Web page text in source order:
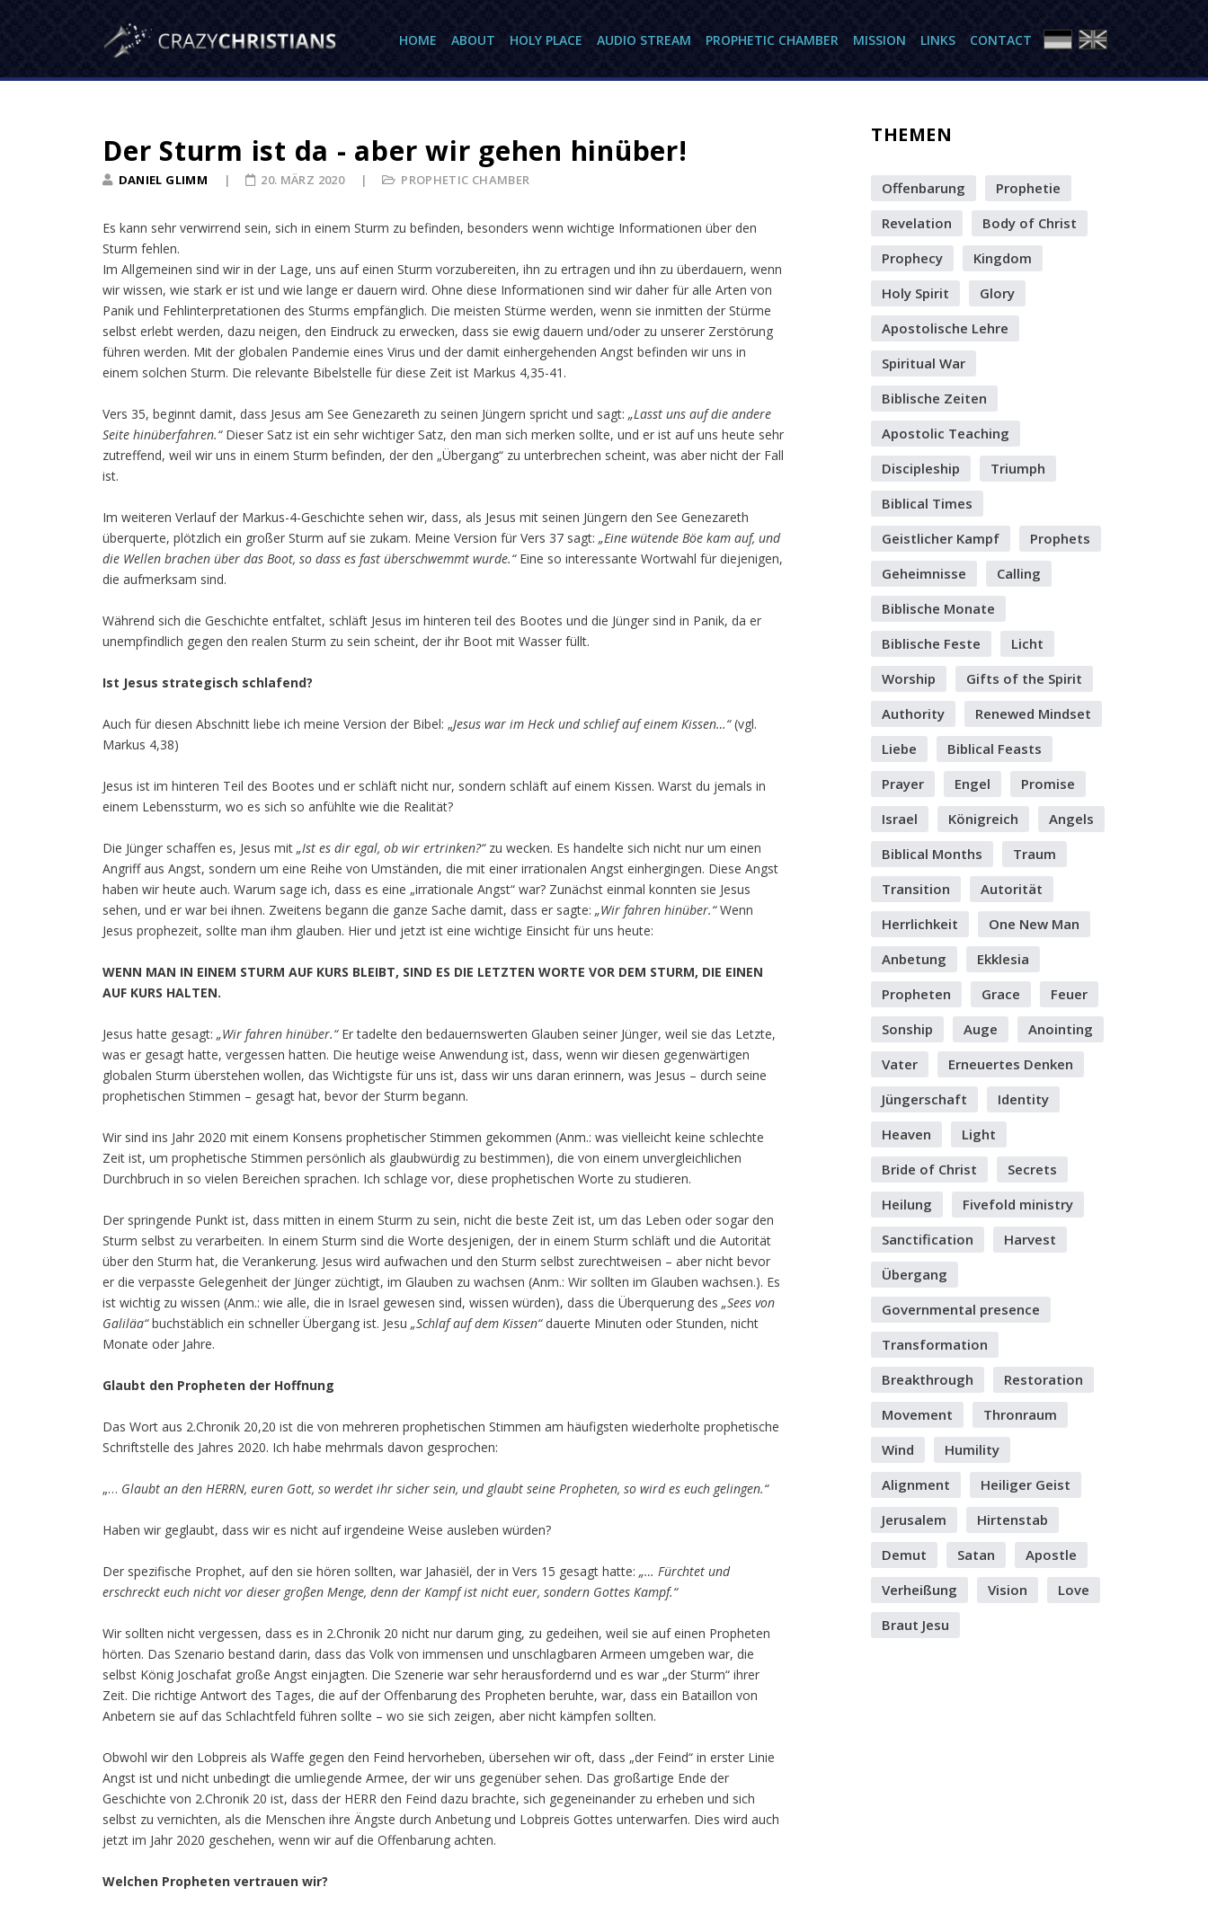
HOME ABOUT HOLY PLACE AUDIO STREAM PROPHETIC CHAMBER MISSION LINKS CONTACT
Der Sturm ist da - aber wir gehen hinüber!
DANIEL GLIMM PROPHETIC CHAMBER
20. MÄRZ 2020
Es kann sehr verwirrend sein, sich in einem Sturm zu befinden, besonders wenn wichtige Informationen über den
Sturm fehlen.
Im Allgemeinen sind wir in der Lage, uns auf einen Sturm vorzubereiten, ihn zu ertragen und ihn zu überdauern, wenn
wir wissen, wie stark er ist und wie lange er dauern wird. Ohne diese Informationen sind wir daher für alle Arten von
Panik und Fehlinterpretationen des Sturms empfänglich. Die meisten Stürme werden, wenn sie inmitten der Stürme
selbst erlebt werden, dazu neigen, den Eindruck zu erwecken, dass sie ewig dauern und/oder zu unserer Zerstörung
führen werden. Mit der globalen Pandemie eines Virus und der damit einhergehenden Angst befinden wir uns in
einem solchen Sturm. Die relevante Bibelstelle für diese Zeit ist Markus 4,35-41.
Vers 35, beginnt damit, dass Jesus am See Genezareth zu seinen Jüngern spricht und sagt: „Lasst uns auf die andere
Seite hinüberfahren.“Dieser Satz ist ein sehr wichtiger Satz, den man sich merken sollte, und er ist auf uns heute sehr
zutreffend, weil wir uns in einem Sturm befinden, der den „Übergang“ zu unterbrechen scheint, was aber nicht der Fall
ist.
Im weiteren Verlauf der Markus-4-Geschichte sehen wir, dass, als Jesus mit seinen Jüngern den See Genezareth
überquerte, plötzlich ein großer Sturm auf sie zukam. Meine Version für Vers 37 sagt: „Eine wütende Böe kam auf, und
die Wellen brachen über das Boot, so dass es fast überschwemmt wurde.“Eine so interessante Wortwahl für diejenigen,
die aufmerksam sind.
Während sich die Geschichte entfaltet, schläft Jesus im hinteren teil des Bootes und die Jünger sind in Panik, da er
unempfindlich gegen den realen Sturm zu sein scheint, der ihr Boot mit Wasser füllt.
Ist Jesus strategisch schlafend?
Auch für diesen Abschnitt liebe ich meine Version der Bibel: „Jesus war im Heck und schlief auf einem Kissen…“(vgl.
Markus 4,38)
Jesus ist im hinteren Teil des Bootes und er schläft nicht nur, sondern schläft auf einem Kissen. Warst du jemals in
einem Lebenssturm, wo es sich so anfühlte wie die Realität?
Die Jünger schaffen es, Jesus mit „Ist es dir egal, ob wir ertrinken?“zu wecken. Es handelte sich nicht nur um einen
Angriff aus Angst, sondern um eine Reihe von Umständen, die mit einer irrationalen Angst einhergingen. Diese Angst
haben wir heute auch. Warum sage ich, dass es eine „irrationale Angst“ war? Zunächst einmal konnten sie Jesus
sehen, und er war bei ihnen. Zweitens begann die ganze Sache damit, dass er sagte: „Wir fahren hinüber.“Wenn
Jesus prophezeit, sollte man ihm glauben. Hier und jetzt ist eine wichtige Einsicht für uns heute:
WENN MAN IN EINEM STURM AUF KURS BLEIBT, SIND ES DIE LETZTEN WORTE VOR DEM STURM, DIE EINEN
AUF KURS HALTEN.
Jesus hatte gesagt: „Wir fahren hinüber.“Er tadelte den bedauernswerten Glauben seiner Jünger, weil sie das Letzte,
was er gesagt hatte, vergessen hatten. Die heutige weise Anwendung ist, dass, wenn wir diesen gegenwärtigen
globalen Sturm überstehen wollen, das Wichtigste für uns ist, dass wir uns daran erinnern, was Jesus – durch seine
prophetischen Stimmen – gesagt hat, bevor der Sturm begann.
Wir sind ins Jahr 2020 mit einem Konsens prophetischer Stimmen gekommen (Anm.: was vielleicht keine schlechte
Zeit ist, um prophetische Stimmen persönlich als glaubwürdig zu bestimmen), die von einem unvergleichlichen
Durchbruch in so vielen Bereichen sprachen. Ich schlage vor, diese prophetischen Worte zu studieren.
Der springende Punkt ist, dass mitten in einem Sturm zu sein, nicht die beste Zeit ist, um das Leben oder sogar den
Sturm selbst zu verarbeiten. In einem Sturm sind die Worte desjenigen, der in einem Sturm schläft und die Autorität
über den Sturm hat, die Verankerung. Jesus wird aufwachen und den Sturm selbst zurechtweisen – aber nicht bevor
er die verpasste Gelegenheit der Jünger züchtigt, im Glauben zu wachsen (Anm.: Wir sollten im Glauben wachsen.). Es
ist wichtig zu wissen (Anm.: wie alle, die in Israel gewesen sind, wissen würden), dass die Überquerung des „Sees von
Galiläa“buchstäblich ein schneller Übergang ist. Jesu „Schlaf auf dem Kissen“dauerte Minuten oder Stunden, nicht
Monate oder Jahre.
Glaubt den Propheten der Hoffnung
Das Wort aus 2.Chronik 20,20 ist die von mehreren prophetischen Stimmen am häufigsten wiederholte prophetische
Schriftstelle des Jahres 2020. Ich habe mehrmals davon gesprochen:
„… Glaubt an den HERRN, euren Gott, so werdet ihr sicher sein, und glaubt seine Propheten, so wird es euch gelingen.“
Haben wir geglaubt, dass wir es nicht auf irgendeine Weise ausleben würden?
Der spezifische Prophet, auf den sie hören sollten, war Jahasiël, der in Vers 15 gesagt hatte: „… Fürchtet und
erschreckt euch nicht vor dieser großen Menge, denn der Kampf ist nicht euer, sondern Gottes Kampf.“
Wir sollten nicht vergessen, dass es in 2.Chronik 20 nicht nur darum ging, zu gedeihen, weil sie auf einen Propheten
hörten. Das Szenario bestand darin, dass das Volk von immensen und unschlagbaren Armeen umgeben war, die
selbst König Joschafat große Angst einjagten. Die Szenerie war sehr herausfordernd und es war „der Sturm“ ihrer
Zeit. Die richtige Antwort des Tages, die auf der Offenbarung des Propheten beruhte, war, dass ein Bataillon von
Anbetern sie auf das Schlachtfeld führen sollte – wo sie sich zeigen, aber nicht kämpfen sollten.
Obwohl wir den Lobpreis als Waffe gegen den Feind hervorheben, übersehen wir oft, dass „der Feind“ in erster Linie
Angst ist und nicht unbedingt die umliegende Armee, der wir uns gegenüber sehen. Das großartige Ende der
Geschichte von 2.Chronik 20 ist, dass der HERR den Feind dazu brachte, sich gegeneinander zu erheben und sich
selbst zu vernichten, als die Menschen ihre Ängste durch Anbetung und Lobpreis Gottes unterwarfen. Dies wird auch
jetzt im Jahr 2020 geschehen, wenn wir auf die Offenbarung achten.
Welchen Propheten vertrauen wir?
THEMEN
Offenbarung
Prophetie
Revelation
Body of Christ
Prophecy
Kingdom
Holy Spirit
Glory
Apostolische Lehre
Spiritual War
Biblische Zeiten
Apostolic Teaching
Discipleship
Triumph
Biblical Times
Geistlicher Kampf
Prophets
Geheimnisse
Calling
Biblische Monate
Biblische Feste
Licht
Worship
Gifts of the Spirit
Authority
Renewed Mindset
Liebe
Biblical Feasts
Prayer
Engel
Promise
Israel
Königreich
Angels
Biblical Months
Traum
Transition
Autorität
Herrlichkeit
One New Man
Anbetung
Ekklesia
Propheten
Grace
Feuer
Sonship
Auge
Anointing
Vater
Erneuertes Denken
Jüngerschaft
Identity
Heaven
Light
Bride of Christ
Secrets
Heilung
Fivefold ministry
Sanctification
Harvest
Übergang
Governmental presence
Transformation
Breakthrough
Restoration
Movement
Thronraum
Wind
Humility
Alignment
Heiliger Geist
Jerusalem
Hirtenstab
Demut
Satan
Apostle
Verheißung
Vision
Love
Braut Jesu